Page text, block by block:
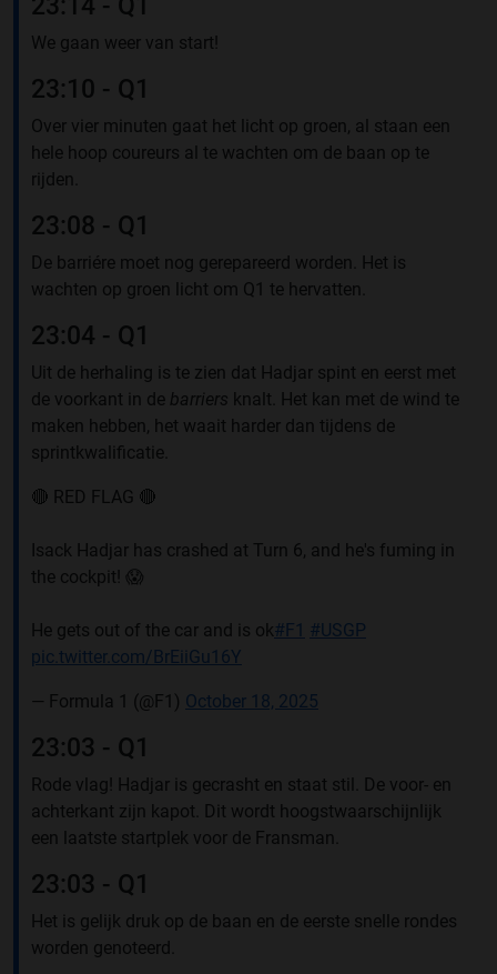
We gaan weer van start!
23:10 - Q1
Over vier minuten gaat het licht op groen, al staan een
hele hoop coureurs al te wachten om de baan op te
rijden.
23:08 - Q1
De barriére moet nog gerepareerd worden. Het is
wachten op groen licht om Q1 te hervatten.
23:04 - Q1
Uit de herhaling is te zien dat Hadjar spint en eerst met
de voorkant in de barriers knalt. Het kan met de wind te
maken hebben, het waait harder dan tijdens de
sprintkwalificatie.
🔴 RED FLAG 🔴
Isack Hadjar has crashed at Turn 6, and he's fuming in
the cockpit! 😱
He gets out of the car and is ok#F1 #USGP
pic.twitter.com/BrEiiGu16Y
— Formula 1 (@F1) October 18, 2025
23:03 - Q1
Rode vlag! Hadjar is gecrasht en staat stil. De voor- en
achterkant zijn kapot. Dit wordt hoogstwaarschijnlijk
een laatste startplek voor de Fransman.
23:03 - Q1
Het is gelijk druk op de baan en de eerste snelle rondes
worden genoteerd.